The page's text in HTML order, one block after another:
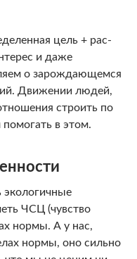
цель + рас-
и даже
о зарождающемся
Движении людей,
строить по
в этом.
экологичные
ЧСЦ (чувство
нормы. А у нас,
нормы, оно сильно